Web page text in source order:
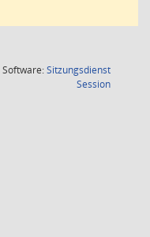
Software:Sitzungsdienst
Session(Wird in